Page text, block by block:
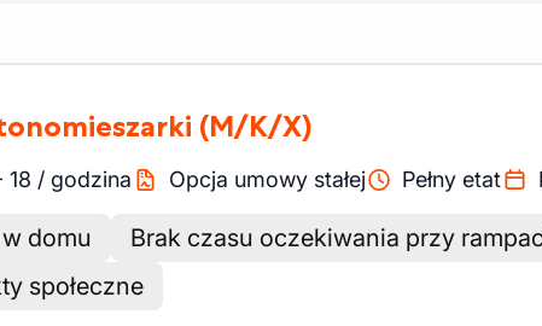
(M/K/X)
18 / godzina Opcja umowy stałej Pełny etat
domu
Brak czasu oczekiwania przy
społeczne